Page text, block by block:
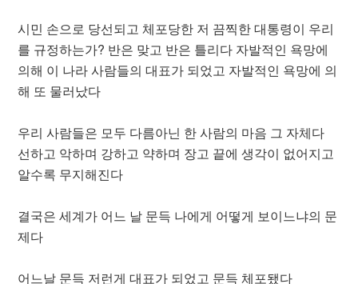
시민 손으로 당선되고 체포당한 저 끔찍한 대통령이 우리
를 규정하는가? 반은 맞고 반은 틀리다 자발적인 욕망에
의해 이 나라 사람들의 대표가 되었고 자발적인 욕망에 의
해 또 물러났다
우리 사람들은 모두 다름아닌 한 사람의 마음 그 자체다
선하고 악하며 강하고 약하며 장고 끝에 생각이 없어지고
알수록 무지해진다
결국은 세계가 어느 날 문득 나에게 어떻게 보이느냐의 문
제다
어느날 문득 저런게 대표가 되었고 문득 체포됐다